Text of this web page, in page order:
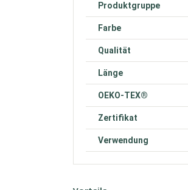
Produktgruppe
Farbe
Qualität
Länge
OEKO-TEX®
Zertifikat
Verwendung